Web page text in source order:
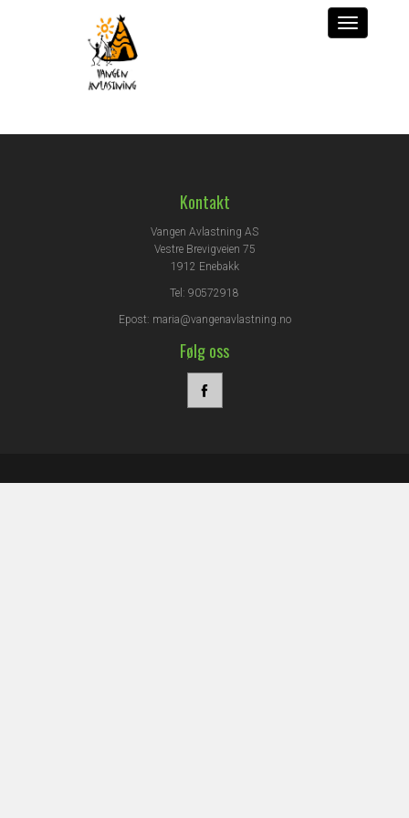
Kontakt
Vangen Avlastning AS
Vestre Brevigveien 75
1912 Enebakk
Tel: 90572918
Epost: maria@vangenavlastning.no
Følg oss